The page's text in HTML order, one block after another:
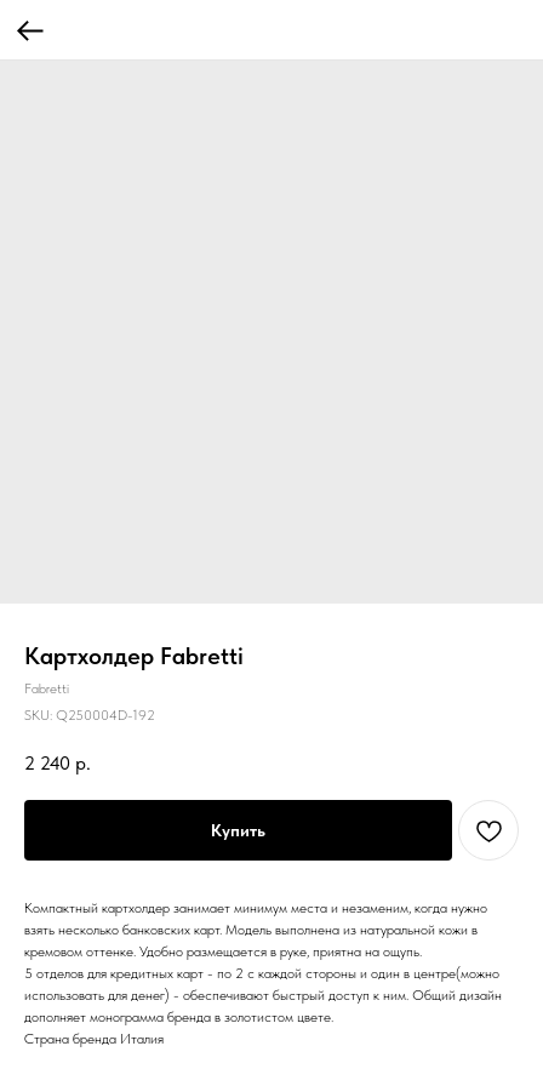
Картхолдер Fabretti
Fabretti
SKU: Q250004D-192
2 240 р.
Купить
Компактный картхолдер занимает минимум места и незаменим, когда нужно
взять несколько банковских карт. Модель выполнена из натуральной кожи в
кремовом оттенке. Удобно размещается в руке, приятна на ощупь.
5 отделов для кредитных карт - по 2 с каждой стороны и один в центре(можно
использовать для денег) - обеспечивают быстрый доступ к ним. Общий дизайн
дополняет монограмма бренда в золотистом цвете.
Страна бренда Италия